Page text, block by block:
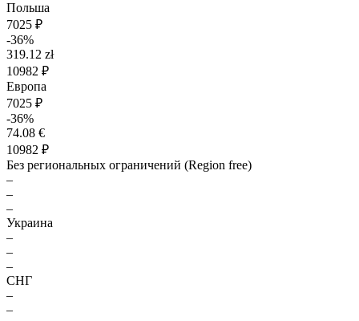
Польша
7025 ₽
-36%
319.12 zł
10982 ₽
Европа
7025 ₽
-36%
74.08 €
10982 ₽
Без региональных ограничений (Region free)
–
–
–
Украина
–
–
–
СНГ
–
–